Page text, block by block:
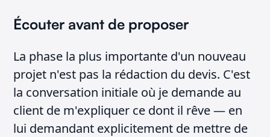
Écouter avant de proposer
La phase la plus importante d'un nouveau
projet n'est pas la rédaction du devis. C'est
la conversation initiale où je demande au
client de m'expliquer ce dont il rêve — en
lui demandant explicitement de mettre de